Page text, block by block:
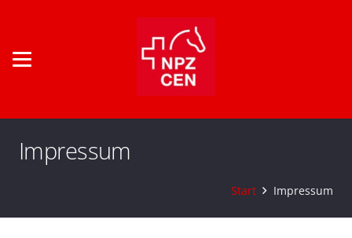
Impressum
Start Impressum